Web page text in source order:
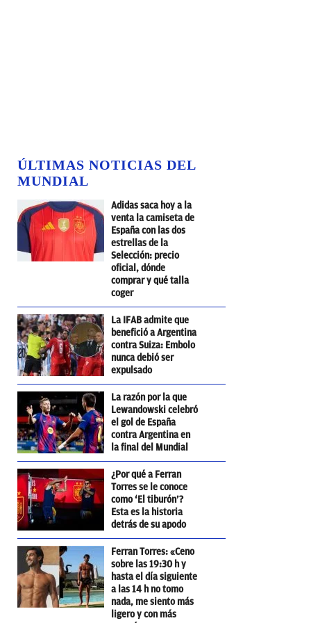
ÚLTIMAS NOTICIAS DEL
MUNDIAL
Adidas saca hoy a la
venta la camiseta de
España con las dos
estrellas de la
Selección: precio
oficial, dónde
comprar y qué talla
coger
La IFAB admite que
benefició a Argentina
contra Suiza: Embolo
nunca debió ser
expulsado
La razón por la que
Lewandowski celebró
el gol de España
contra Argentina en
la final del Mundial
¿Por qué a Ferran
Torres se le conoce
como ‘El tiburón’?
Esta es la historia
detrás de su apodo
Ferran Torres: «Ceno
sobre las 19:30 h y
hasta el día siguiente
a las 14 h no tomo
nada, me siento más
ligero y con más